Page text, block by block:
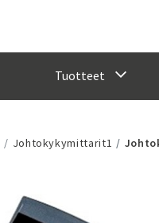
Tuotteet
Johtokykymittarit1